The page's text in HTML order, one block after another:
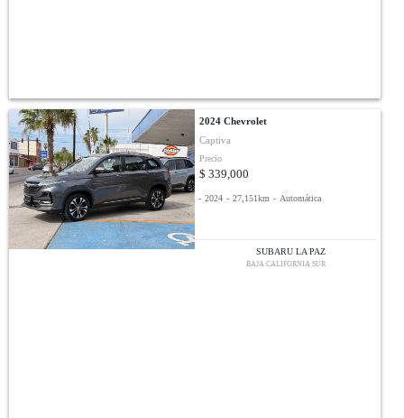
2024 Chevrolet
Captiva
Precio
$ 339,000
- 2024 - 27,151km - Automática
SUBARU LA PAZ
BAJA CALIFORNIA SUR